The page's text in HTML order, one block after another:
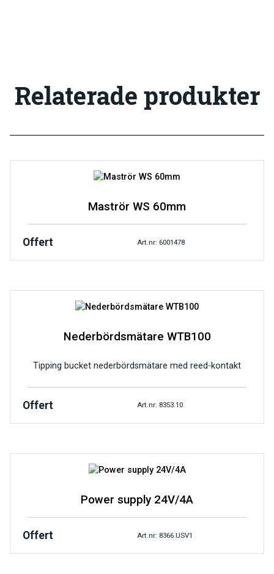
Relaterade produkter
Maströr WS 60mm
Offert Art.nr: 6001478
Nederbördsmätare WTB100
Tipping bucket nederbördsmätare med reed-kontakt
Offert Art.nr: 8353.10
Power supply 24V/4A
Offert Art.nr: 8366.USV1